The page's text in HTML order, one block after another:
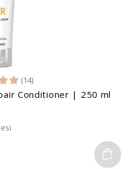
(14)
Conditioner | 250 ml